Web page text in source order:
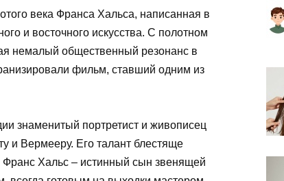
века Франса Хальса, написанная в
и восточного искусства. С полотном
немалый общественный резонанс в
фильм, ставший одним из
знаменитый портретист и живописец
и Вермееру. Его талант блестяще
Хальс – истинный сын звенящей